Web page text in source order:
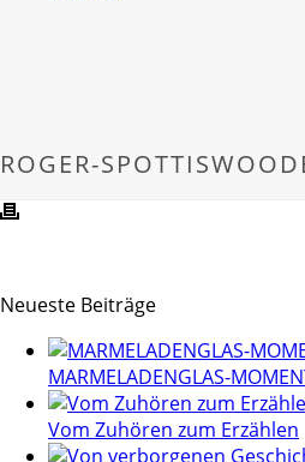
ROGER-
Neueste Beiträge
MARMELADENGLAS-
Vom Zuhören zum Erzählen